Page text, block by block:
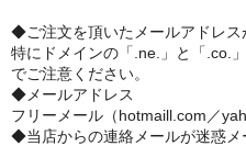
◆ご注文を頂いたメールアドレス
特にドメインの「.ne.」と「.co.
でご注意ください。
◆メールアドレス
フリーメール（hotmaill.com／
◆当店からの連絡メールが迷惑メ